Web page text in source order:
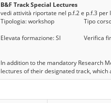
B&F Track Special Lectures
vedi attività riportate nel p.f.2 e p.f.3 per
Tipologia: workshop
Tipo
Elevata formazione: SI Verifica
In addition to the mandatory Research
lectures of their designated track,